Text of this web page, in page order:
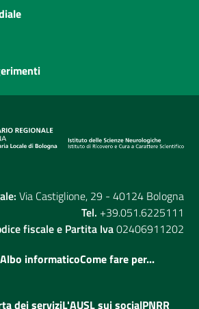
Via Castiglione, 29 - 40124 Bologna
Tel. +39.051.6225111
fiscale e Partita Iva02406911202
Albo informaticoCome fare per...
dei serviziL'AUSL sui socialPNRR